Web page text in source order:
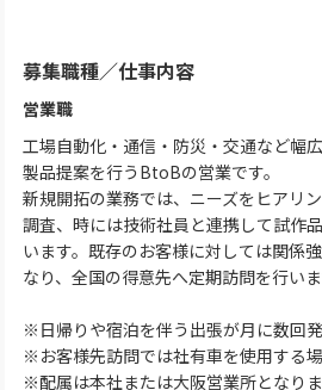
募集職種／仕事内容
営業職
工場自動化・通信・防災・交通など幅
製品提案を行うBtoBの営業です。
新規開拓の業務では、ニーズをヒアリ
調査、時には技術社員と連携して試作
います。既存のお客様に対しては関係
なり、全国の得意先へ定期訪問を行いま
※日帰りや宿泊を伴う出張が月に数回発
※お客様先訪問では社有車を使用する場
※配属は本社または大阪営業所となりま